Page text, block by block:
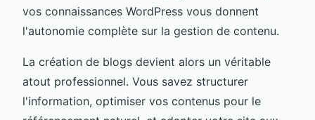
vos connaissances WordPress vous donnent
l'autonomie complète sur la gestion de contenu.
La création de blogs devient alors un véritable
atout professionnel. Vous savez structurer
l'information, optimiser vos contenus pour le